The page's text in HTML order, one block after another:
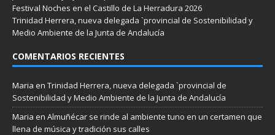
Festival Noches en el Castillo de La Herradura 2026
Trinidad Herrera, nueva delegada `provincial de Sostenibilidad y
Medio Ambiente de la Junta de Andalucía
COMENTARIOS RECIENTES
Maria en Trinidad Herrera, nueva delegada `provincial de
Sostenibilidad y Medio Ambiente de la Junta de Andalucía
Maria en Almuñécar se rinde al ambiente tuno en un certamen que
llena de música y tradición sus calles